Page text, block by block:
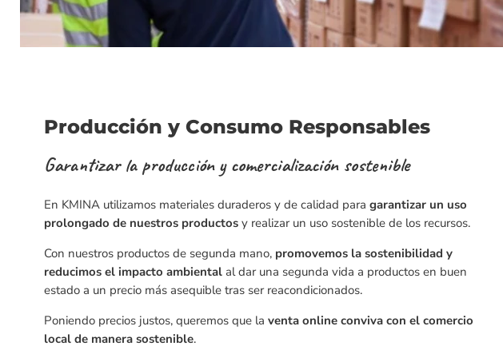
Producción y Consumo Responsables
Garantizar la producción y comercialización sostenible
En KMINA utilizamos materiales duraderos y de calidad para garantizar un uso
prolongado de nuestros productos y realizar un uso sostenible de los recursos.
Con nuestros productos de segunda mano, promovemos la sostenibilidad y
reducimos el impacto ambiental al dar una segunda vida a productos en buen
estado a un precio más asequible tras ser reacondicionados.
Poniendo precios justos, queremos que la venta online conviva con el comercio
local de manera sostenible.